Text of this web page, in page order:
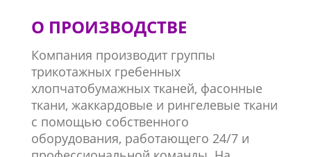
О ПРОИЗВОДСТВЕ
Компания производит группы
трикотажных гребенных
хлопчатобумажных тканей, фасонные
ткани, жаккардовые и рингелевые ткани
с помощью собственного
оборудования, работающего 24/7 и